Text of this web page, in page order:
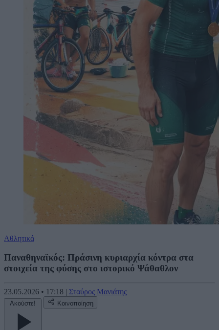
Αθλητικά
Παναθηναϊκός: Πράσινη κυριαρχία κόντρα στα
στοιχεία της φύσης στο ιστορικό Ψάθαθλον
23.05.2026 • 17:18 | Σταύρος Μανιάτης
Ακούστε! Κοινοποίηση